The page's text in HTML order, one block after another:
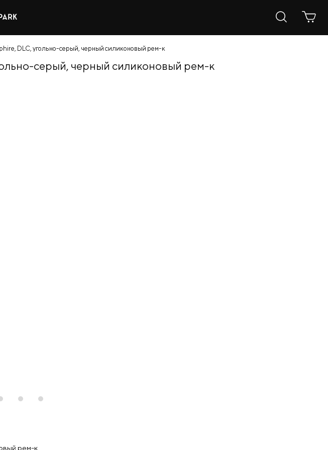
DLC, угольно-серый, черный силиконовый рем-к
рем-к
серый, черный силиконовый рем-к